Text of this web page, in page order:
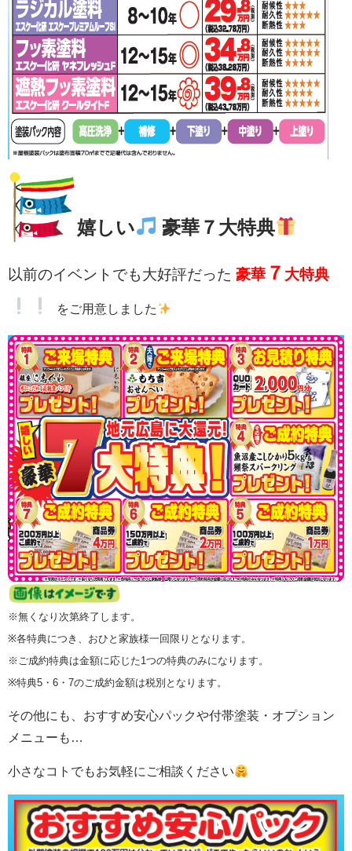
嬉しい 豪華７大特典
以前のイベントでも大好評だった 豪華 ７ 大特典
をご用意しました
※無くなり次第終了します。
※各特典につき、おひと家族様一回限りとなります。
※ご成約特典は金額に応じた1つの特典のみになります。
※特典5・6・7のご成約金額は税別となります。
その他にも、おすすめ安心パックや付帯塗装・オプション
メニューも…
小さなコトでもお気軽にご相談ください